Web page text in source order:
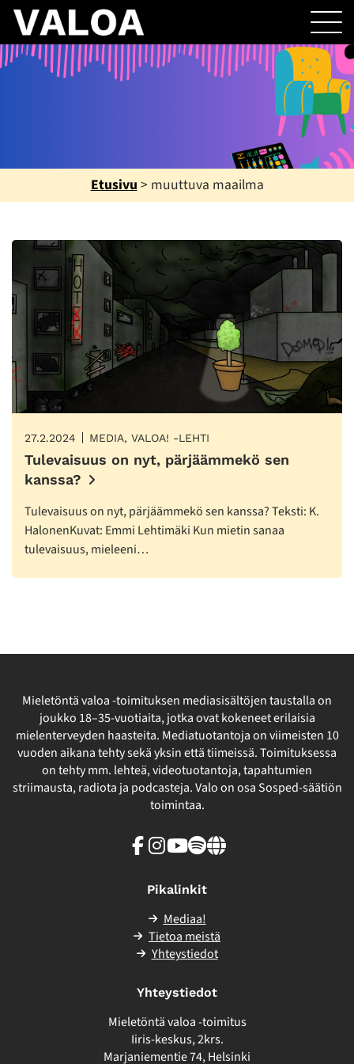
Etusivu > muuttuva maailma
27.2.2024 MEDIA, VALOA! -LEHTI
Tulevaisuus on nyt, pärjäämmekö sen
kanssa?
Tulevaisuus on nyt, pärjäämmekö sen kanssa? Teksti: K.
HalonenKuvat: Emmi Lehtimäki Kun mietin sanaa
tulevaisuus, mieleeni…
Mieletöntä valoa -toimituksen mediasisältöjen taustalla on
joukko 18–35-vuotiaita, jotka ovat kokeneet erilaisia
mielenterveyden haasteita. Mediatuotantoja on viimeisten 10
vuoden aikana tehty sekä yksin että tiimeissä. Toimituksessa
on tehty mm. lehteä, videotuotantoja, tapahtumien
striimausta, radiota ja podcasteja. Valo on osa Sosped-säätiön
toimintaa.
Facebook
Instagram
Youtube
SpotifyLinkki
Pikalinkit
Mediaa!
Tietoa meistä
Yhteystiedot
Yhteystiedot
Mieletöntä valoa -toimitus
Iiris-keskus, 2krs.
Marjaniementie 74, Helsinki